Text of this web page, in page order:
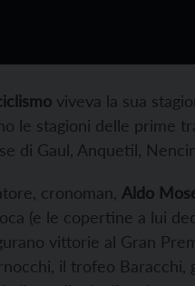
viveva la sua
le stagioni delle prime
di Gaul, Anquetil,
cronoman, Aldo
(e le copertine a lui
vittorie al Gran
il trofeo Baracchi,